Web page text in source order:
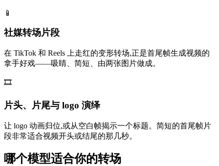
📱
社媒转场片段
在 TikTok 和 Reels 上走红的变形转场,正是首尾帧生成视频的
拿手好戏——吸睛、简短、由两张图片做成。
🎞️
片头、片尾与 logo 演绎
让 logo 动画归位,或从空白帧揭示一个标题。简短的首尾帧片
段非常适合视频开头或结尾的那几秒。
哪个模型适合你的转场